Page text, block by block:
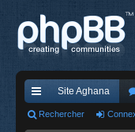
cc
Site Aghana
Rechercher